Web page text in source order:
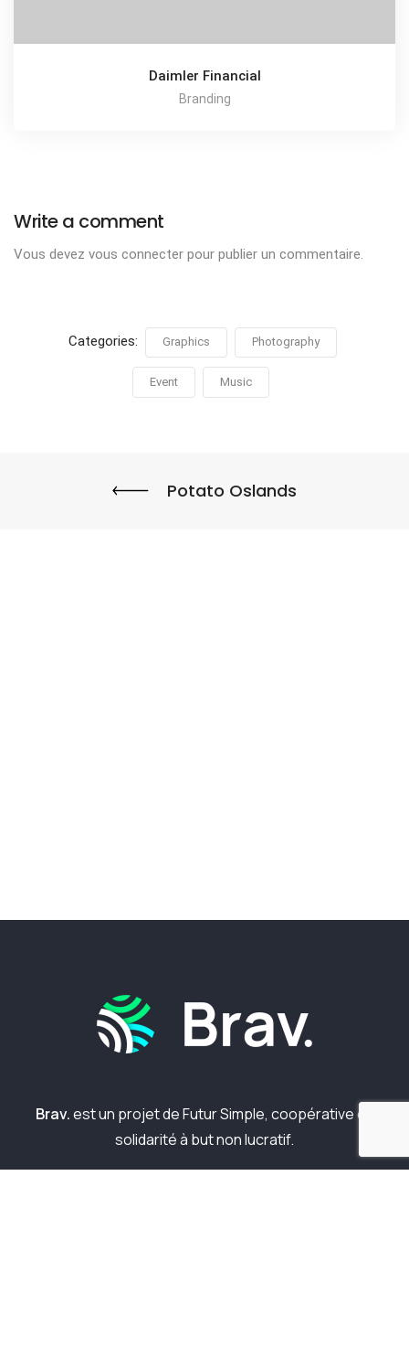
Daimler Financial
Branding
Write a comment
Vous devez vous connecter pour publier un commentaire.
Categories: Graphics Photography
Event Music
Potato Oslands
Brav.est un projet de Futur Simple, coopérative de
solidarité à but non lucratif.